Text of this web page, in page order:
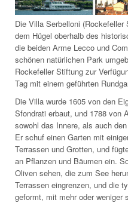
Die Villa Serbelloni
dem Hügel oberhalb des
die beiden Arme Lecco und
schönen natürlichen Park
Rockefeller Stiftung zur
Tag mit einem geführten
Die Villa wurde 1605 von den
Sfondrati erbaut, und 1788 von
sowohl das Innere, als auch
Er schuf einen Garten mit
Terrassen und Grotten, und
an Pflanzen und Bäumen ein.
Oliven sehen, die zum See
Terrassen eingrenzen, und die
geformt, mit mehr oder weniger